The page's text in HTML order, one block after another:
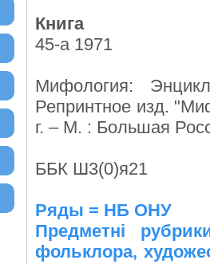
Книга
45-а 1971
Мифология:
Репринтное изд.
г. – М. : Большая
ББК Ш3(0)я21
Ряды = НБ ОНУ
Предметні
фольклора,